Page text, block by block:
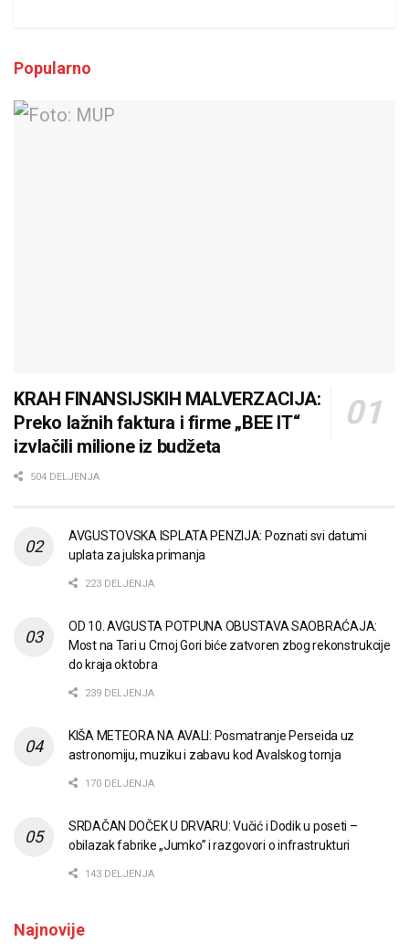
Popularno
KRAH FINANSIJSKIH MALVERZACIJA:
Preko lažnih faktura i firme „BEE IT“
izvlačili milione iz budžeta
504 DELJENJA
AVGUSTOVSKA ISPLATA PENZIJA: Poznati svi datumi
uplata za julska primanja
223 DELJENJA
OD 10. AVGUSTA POTPUNA OBUSTAVA SAOBRAĆAJA:
Most na Tari u Crnoj Gori biće zatvoren zbog rekonstrukcije
do kraja oktobra
239 DELJENJA
KIŠA METEORA NA AVALI: Posmatranje Perseida uz
astronomiju, muziku i zabavu kod Avalskog tornja
170 DELJENJA
SRDAČAN DOČEK U DRVARU: Vučić i Dodik u poseti –
obilazak fabrike „Jumko” i razgovori o infrastrukturi
143 DELJENJA
Najnovije